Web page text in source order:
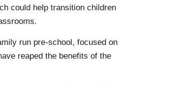
could help transition children
run pre-school, focused on
reaped the benefits of the